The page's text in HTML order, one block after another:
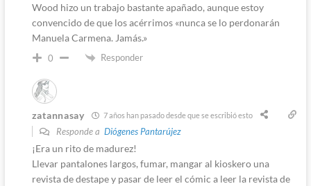
Wood hizo un trabajo bastante apañado, aunque estoy
convencido de que los acérrimos «nunca se lo perdonarán
Manuela Carmena. Jamás.»
0 Responder
zatannasay 7 años han pasado desde que se escribió esto
Responde a Diógenes Pantarújez
¡Era un rito de madurez!
Llevar pantalones largos, fumar, mangar al kioskero una
revista de destape y pasar de leer el cómic a leer la revista de